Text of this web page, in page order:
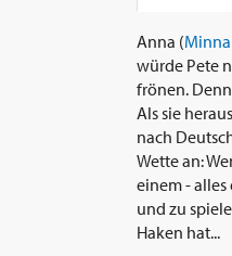
Anna (
würde Pete
frönen.
Als sie
nach
Wette an:
einem - alles
und zu
Haken hat...